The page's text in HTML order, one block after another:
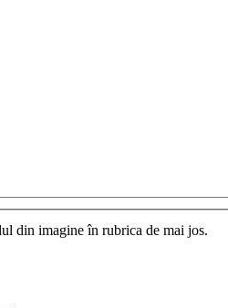
din imagine în rubrica de mai jos.